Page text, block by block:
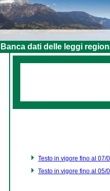
Banca dati delle leggi
Testo in vigore fino al 07/
Testo in vigore fino al 05/